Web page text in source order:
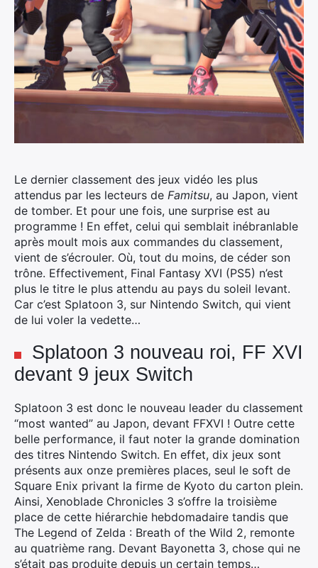
Le dernier classement des jeux vidéo les plus
attendus par les lecteurs de Famitsu, au Japon, vient
de tomber. Et pour une fois, une surprise est au
programme ! En effet, celui qui semblait inébranlable
après moult mois aux commandes du classement,
vient de s’écrouler. Où, tout du moins, de céder son
trône. Effectivement, Final Fantasy XVI (PS5) n’est
plus le titre le plus attendu au pays du soleil levant.
Car c’est Splatoon 3, sur Nintendo Switch, qui vient
de lui voler la vedette…
Splatoon 3 nouveau roi, FF XVI
devant 9 jeux Switch
Splatoon 3 est donc le nouveau leader du classement
“most wanted” au Japon, devant FFXVI ! Outre cette
belle performance, il faut noter la grande domination
des titres Nintendo Switch. En effet, dix jeux sont
présents aux onze premières places, seul le soft de
Square Enix privant la firme de Kyoto du carton plein.
Ainsi, Xenoblade Chronicles 3 s’offre la troisième
place de cette hiérarchie hebdomadaire tandis que
The Legend of Zelda : Breath of the Wild 2, remonte
au quatrième rang. Devant Bayonetta 3, chose qui ne
s’était pas produite depuis un certain temps…